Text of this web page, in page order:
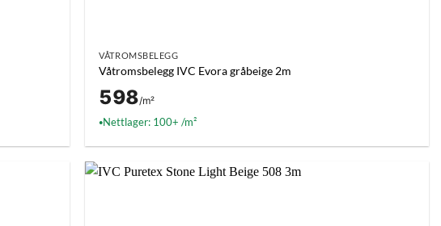
VÅTROMSBELEGG
Våtromsbelegg IVC Evora gråbeige 2m
598/m²
●Nettlager: 100+ /m²